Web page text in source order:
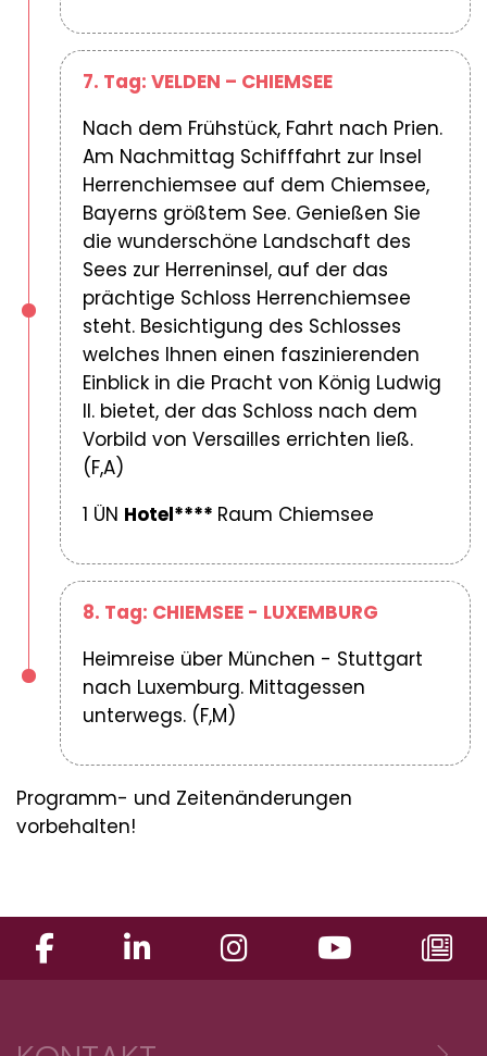
7. Tag: VELDEN – CHIEMSEE
Nach dem Frühstück, Fahrt nach Prien.
Am Nachmittag Schifffahrt zur Insel
Herrenchiemsee auf dem Chiemsee,
Bayerns größtem See. Genießen Sie
die wunderschöne Landschaft des
Sees zur Herreninsel, auf der das
prächtige Schloss Herrenchiemsee
steht. Besichtigung des Schlosses
welches Ihnen einen faszinierenden
Einblick in die Pracht von König Ludwig
II. bietet, der das Schloss nach dem
Vorbild von Versailles errichten ließ.
(F,A)
1 ÜN Hotel**** Raum Chiemsee
8. Tag: CHIEMSEE - LUXEMBURG
Heimreise über München - Stuttgart
nach Luxemburg. Mittagessen
unterwegs. (F,M)
Programm- und Zeitenänderungen
vorbehalten!